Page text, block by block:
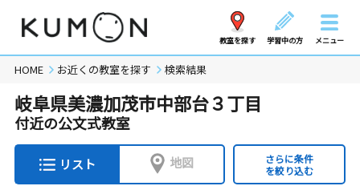
教室を探す 学習中の方 メニュー
HOME お近くの教室を探す 検索結果
岐阜県美濃加茂市中部台３丁目
付近の公文式教室
リスト 地図
さらに条件
を絞り込む